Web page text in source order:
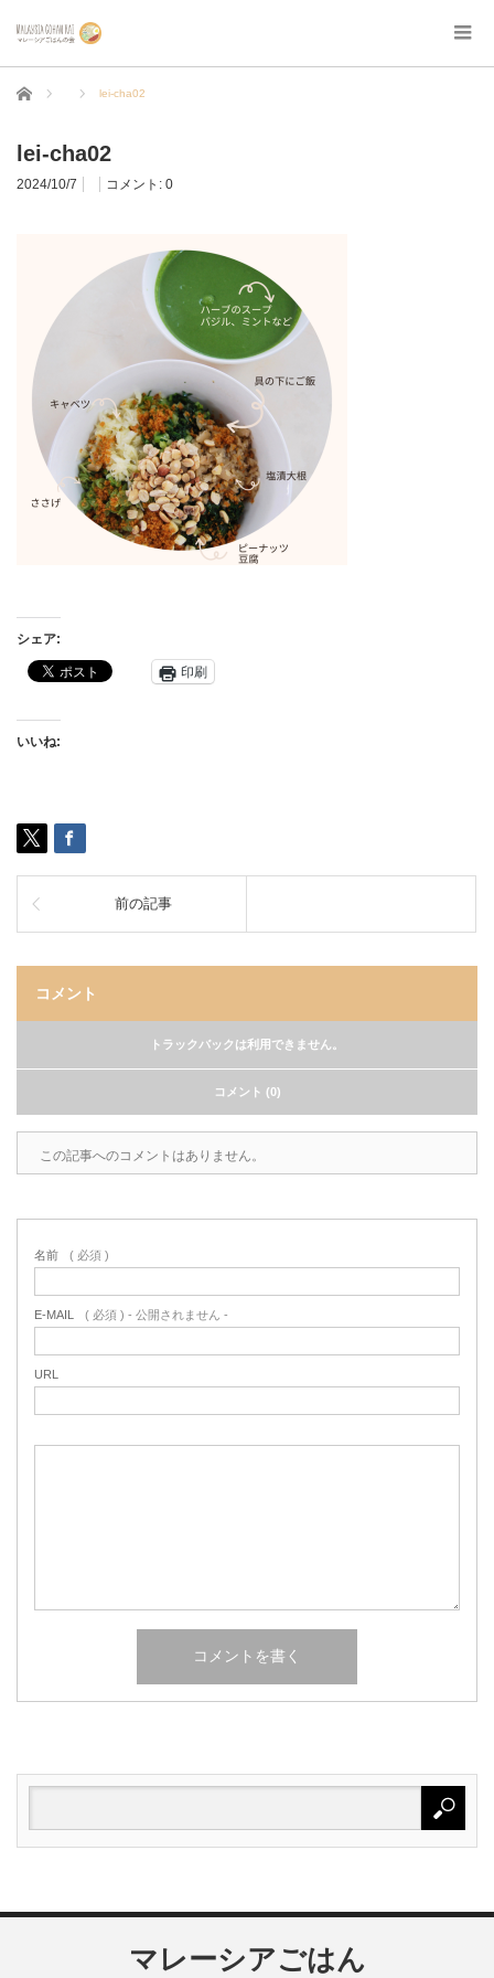
ホーム lei-cha02
lei-cha02
2024/10/7 コメント: 0
シェア:
印刷
いいね:
前の記事
コメント
トラックバックは利用できません。
コメント (0)
この記事へのコメントはありません。
名前 ( 必須 )
E-MAIL ( 必須 ) - 公開されません -
URL
マレーシアごはん